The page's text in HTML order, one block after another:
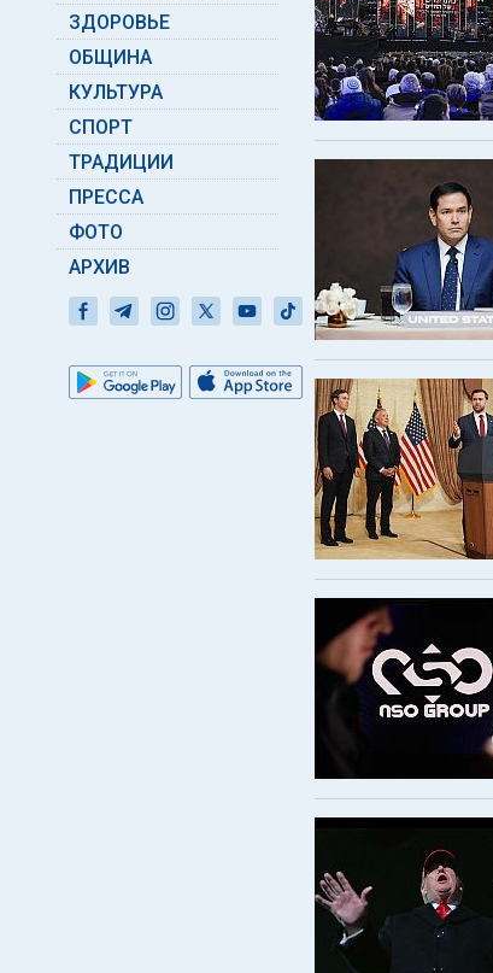
ЗДОРОВЬЕ
ОБЩИНА
КУЛЬТУРА
СПОРТ
ТРАДИЦИИ
ПРЕССА
ФОТО
АРХИВ